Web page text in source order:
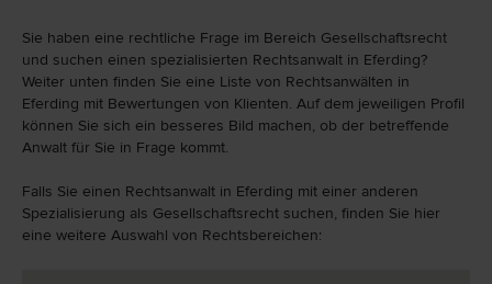
Sie haben eine rechtliche Frage im Bereich Gesellschaftsrecht
und suchen einen spezialisierten Rechtsanwalt in Eferding?
Weiter unten finden Sie eine Liste von Rechtsanwälten in
Eferding mit Bewertungen von Klienten. Auf dem jeweiligen Profil
können Sie sich ein besseres Bild machen, ob der betreffende
Anwalt für Sie in Frage kommt.
Falls Sie einen Rechtsanwalt in Eferding mit einer anderen
Spezialisierung als Gesellschaftsrecht suchen, finden Sie hier
eine weitere Auswahl von Rechtsbereichen: